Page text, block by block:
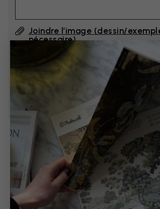
Joindre l’image (dessin/
nécessaire)
En cliquant sur ”Envoyer”, j'accepte les
Conditions d'utilisation de Photowall
confirme les avoir lues.
Noir et